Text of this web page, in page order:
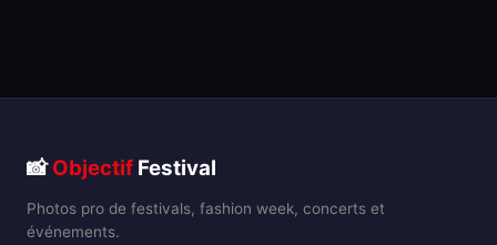
📸Objectif Festival
Photos pro de festivals, fashion week, concerts et
événements.